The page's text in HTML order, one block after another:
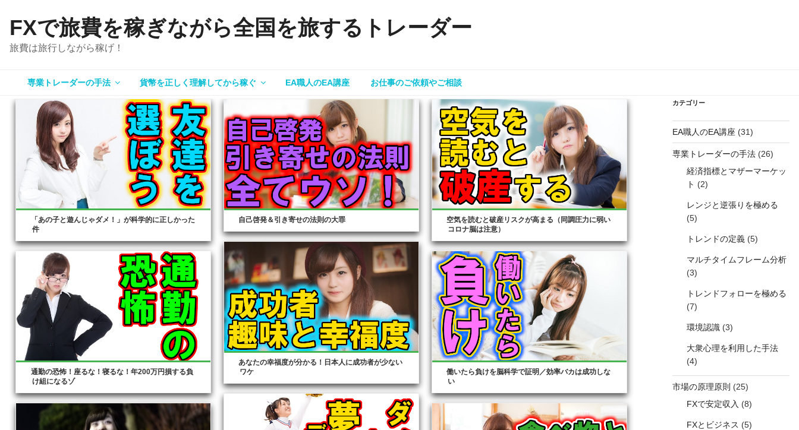
FXで旅費を稼ぎながら全国を旅するトレーダー
旅費は旅行しながら稼げ！
専業トレーダーの手法 貨幣を正しく理解してから稼ぐ EA職人のEA講座 お仕事のご依頼やご相談
「あの子と遊んじゃダメ！」が科学的に正しかった
件
自己啓発＆引き寄せの法則の大罪
空気を読むと破産リスクが高まる（同調圧力に弱い
コロナ脳は注意）
あなたの幸福度が分かる！日本人に成功者が少ない
ワケ
通勤の恐怖！座るな！寝るな！年200万円損する負
け組になるゾ
働いたら負けを脳科学で証明／効率バカは成功しな
い
カテゴリー
EA職人のEA講座 (31)
専業トレーダーの手法 (26)
経済指標とマザーマーケッ
ト (2)
レンジと逆張りを極める
(5)
トレンドの定義 (5)
マルチタイムフレーム分析
(3)
トレンドフォローを極める
(7)
環境認識 (3)
大衆心理を利用した手法
(4)
市場の原理原則 (25)
FXで安定収入 (8)
FXとビジネス (5)